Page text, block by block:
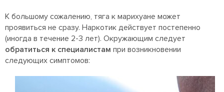
К большому сожалению, тяга к марихуане может
проявиться не сразу. Наркотик действует постепенно
(иногда в течение 2-3 лет). Окружающим следует
обратиться к специалистам при возникновении
следующих симптомов: